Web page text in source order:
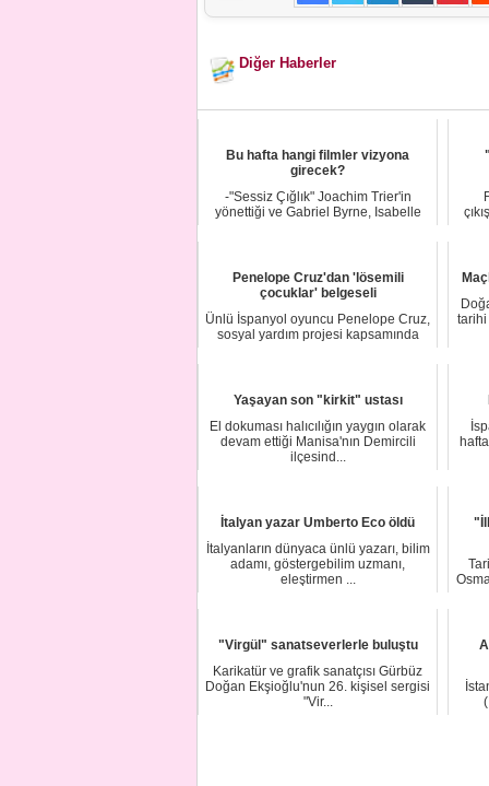
Diğer Haberler
Bu hafta hangi filmler vizyona
girecek?
-"Sessiz Çığlık" Joachim Trier'in
yönettiği ve Gabriel Byrne, Isabelle
Penelope Cruz'dan 'lösemili
çocuklar' belgeseli
Ünlü İspanyol oyuncu Penelope Cruz,
sosyal yardım projesi kapsamında
tarihi
Yaşayan son "kirkit" ustası
El dokuması halıcılığın yaygın olarak
devam ettiği Manisa'nın Demircili
ilçesind...
İtalyan yazar Umberto Eco öldü
İtalyanların dünyaca ünlü yazarı, bilim
adamı, göstergebilim uzmanı,
eleştirmen ...
"Virgül" sanatseverlerle buluştu
Karikatür ve grafik sanatçısı Gürbüz
Doğan Ekşioğlu'nun 26. kişisel sergisi
"Vir...